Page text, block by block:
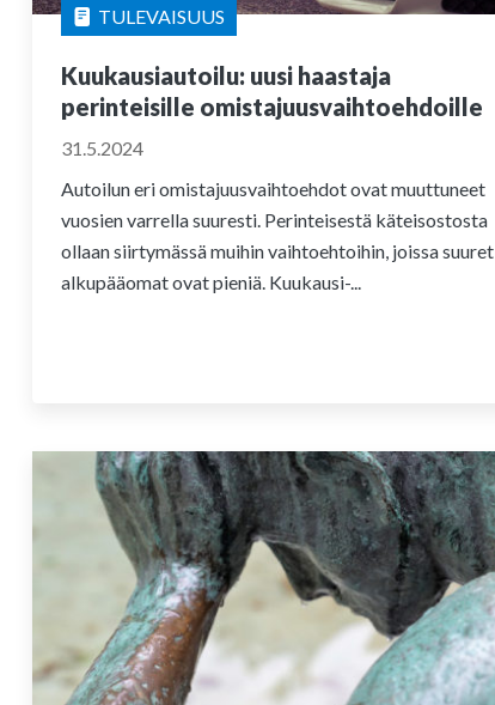
TULEVAISUUS
Kuukausiautoilu: uusi haastaja
perinteisille omistajuusvaihtoehdoille
31.5.2024
Autoilun eri omistajuusvaihtoehdot ovat muuttuneet
vuosien varrella suuresti. Perinteisestä käteisostosta
ollaan siirtymässä muihin vaihtoehtoihin, joissa suuret
alkupääomat ovat pieniä. Kuukausi-...